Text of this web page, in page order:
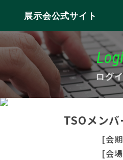
展示会公式サイト
ログ
TSOメン
[会
[会